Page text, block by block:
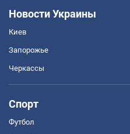
Новости Украины
Киев
Запорожье
Черкассы
Спорт
Футбол